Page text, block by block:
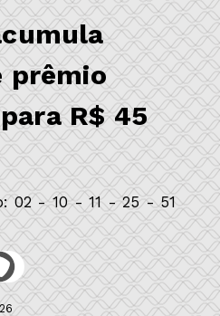
prêmio
R$ 45
02 - 10 - 11 - 25 - 51